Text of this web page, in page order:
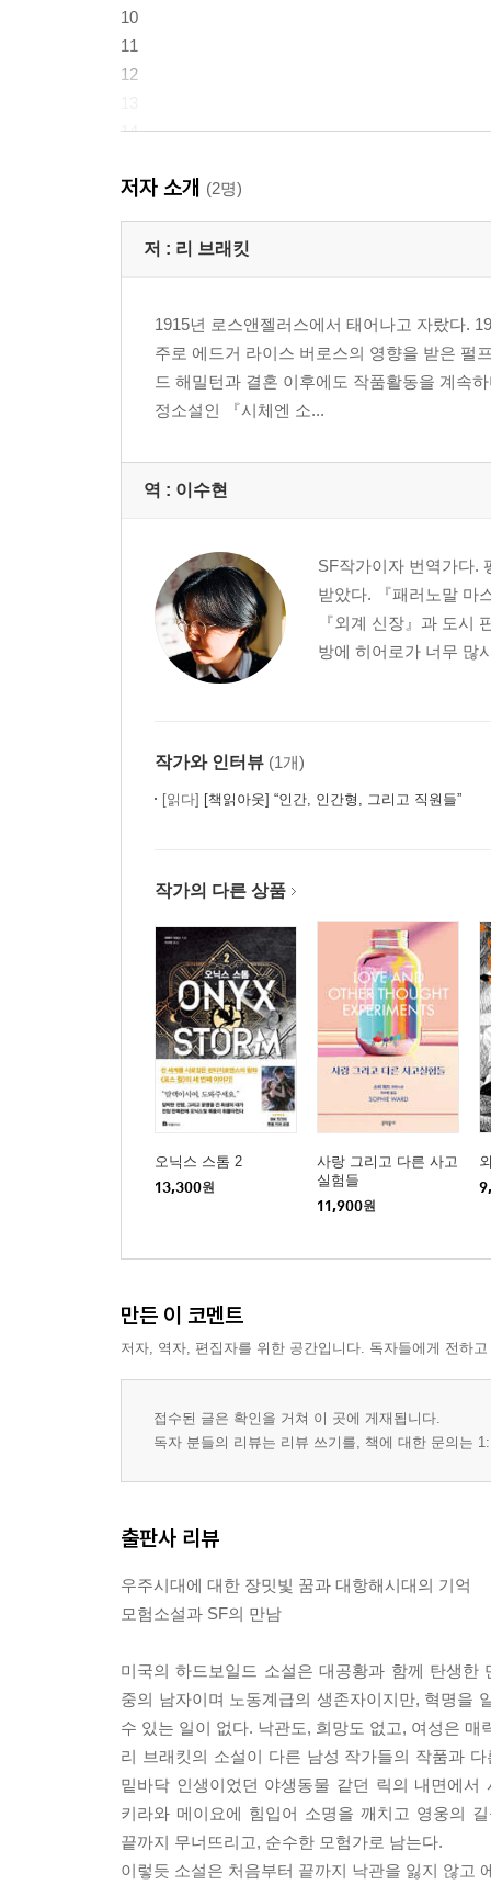
10
11
12
14
16
옮긴이의 글
이수현의 《화성에 드리운 그림자》 다시 쓰기
저자 소개 (2명)
저 : 리 브래킷
1915년 로스앤젤러스에서 태어나고 자랐다.
주로 에드거 라이스 버로스의 영향을 받은 펄
드 해밀턴과 결혼 이후에도 작품활동을 계속
정소설인 『시체엔 소...
역 : 이수현
SF작가이자 번역가다.
받았다. 『패러노말 마
『외계 신장』과 도시
방에 히어로가 너무 많
작가와 인터뷰 (1개)
[읽다] [책읽아웃] “인간, 인간형, 그리고 직원들”
작가의 다른 상품
오닉스 스톰 2
13,300원
사랑 그리고 다른 사고
실험들
11,900원
만든 이 코멘트
저자, 역자, 편집자를 위한 공간입니다. 독자들에게 전하
접수된 글은 확인을 거쳐 이 곳에 게재됩니다.
독자 분들의 리뷰는 리뷰 쓰기를, 책에 대한 문의는
출판사 리뷰
우주시대에 대한 장밋빛 꿈과 대항해시대의 기억
모험소설과 SF의 만남
미국의 하드보일드 소설은 대공황과 함께 탄생
중의 남자이며 노동계급의 생존자이지만, 혁명을
수 있는 일이 없다. 낙관도, 희망도 없고, 여성은
리 브래킷의 소설이 다른 남성 작가들의 작품과
밑바닥 인생이었던 야생동물 같던 릭의 내면에
키라와 메이요에 힘입어 소명을 깨치고 영웅의
끝까지 무너뜨리고, 순수한 모험가로 남는다.
이렇듯 소설은 처음부터 끝까지 낙관을 잃지 않고